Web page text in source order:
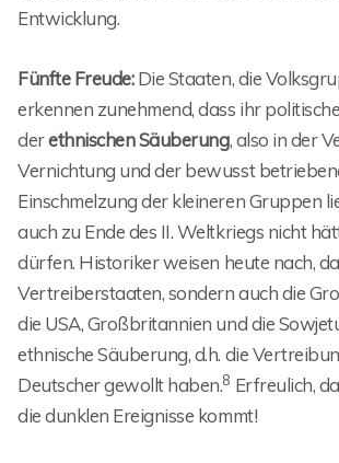
Entwicklung.
Fünfte Freude:Die Staaten, die
erkennen zunehmend, dass ihr
derethnischen Säuberung, also in der
Vernichtung und der bewusst
Einschmelzung der kleineren Gruppen
auch zu Ende des II. Weltkriegs nicht
dürfen. Historiker weisen heute nach,
Vertreiberstaaten, sondern auch die
die USA, Großbritannien und die
ethnische Säuberung, d.h. die
Deutscher gewollt haben.8 Erfreulich,
die dunklen Ereignisse kommt!